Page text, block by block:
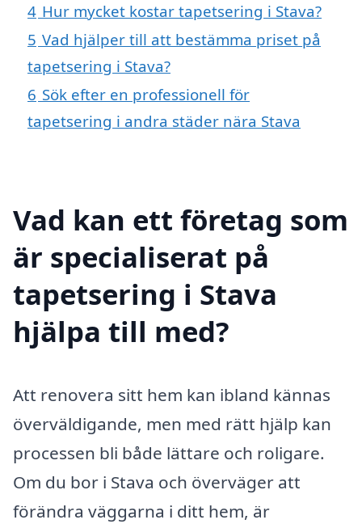
4 Hur mycket kostar tapetsering i Stava?
5 Vad hjälper till att bestämma priset på
tapetsering i Stava?
6 Sök efter en professionell för
tapetsering i andra städer nära Stava
Vad kan ett företag som
är specialiserat på
tapetsering i Stava
hjälpa till med?
Att renovera sitt hem kan ibland kännas
överväldigande, men med rätt hjälp kan
processen bli både lättare och roligare.
Om du bor i Stava och överväger att
förändra väggarna i ditt hem, är